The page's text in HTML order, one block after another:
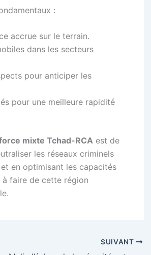
:
accrue sur le terrain.
dans les secteurs
pour anticiper les
pour une meilleure rapidité
mixte Tchad-RCA est de
les réseaux criminels
en optimisant les capacités
à faire de cette région
SUIVANT